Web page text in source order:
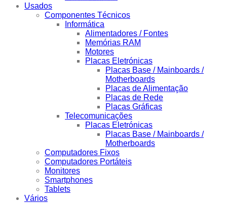
Usados
Componentes Técnicos
Informática
Alimentadores / Fontes
Memórias RAM
Motores
Placas Eletrónicas
Placas Base / Mainboards /
Motherboards
Placas de Alimentação
Placas de Rede
Placas Gráficas
Telecomunicações
Placas Eletrónicas
Placas Base / Mainboards /
Motherboards
Computadores Fixos
Computadores Portáteis
Monitores
Smartphones
Tablets
Vários